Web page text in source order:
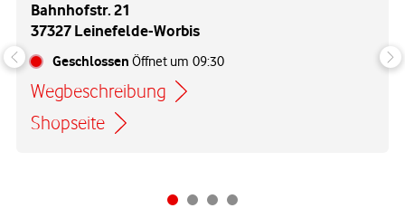
Bahnhofstr. 21
37327 Leinefelde-Worbis
Geschlossen Öffnet um 09:30
Wegbeschreibung
Link öffnet in einem neuen Tab
Shopseite